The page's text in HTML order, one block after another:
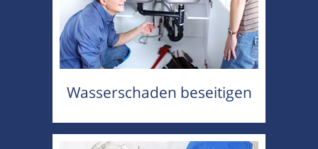
Wasserschaden beseitigen